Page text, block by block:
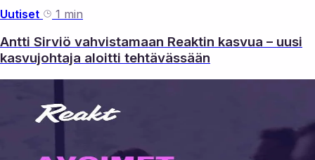
Uutiset 1 min
Antti Sirviö vahvistamaan Reaktin kasvua – uusi
kasvujohtaja aloitti tehtävässään